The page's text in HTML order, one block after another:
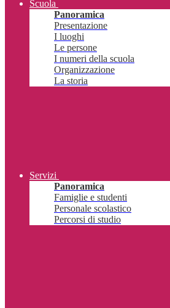
Scuola
Panoramica
Presentazione
I luoghi
Le persone
I numeri della scuola
Organizzazione
La storia
Servizi
Panoramica
Famiglie e studenti
Personale scolastico
Percorsi di studio